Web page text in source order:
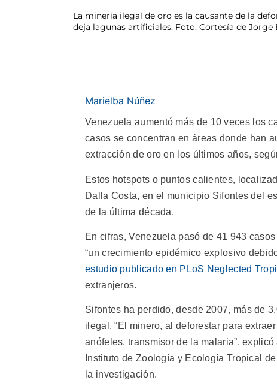
La minería ilegal de oro es la causante de la
deja lagunas artificiales. Foto: Cortesía de Jorge
Marielba Núñez
Venezuela aumentó más de 10 veces los
casos se concentran en áreas donde han
extracción de oro en los últimos años,
Estos hotspots o puntos calientes,
Dalla Costa, en el municipio Sifontes del
de la última década.
En cifras, Venezuela pasó de 41 943
“un crecimiento epidémico explosivo
estudio publicado en PLoS Neglected
extranjeros.
Sifontes ha perdido, desde 2007, más de
ilegal. “El minero, al deforestar para
anófeles, transmisor de la malaria”,
Instituto de Zoología y Ecología Tropical
la investigación.